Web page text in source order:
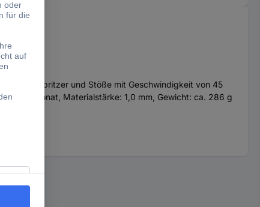
und Stöße mit Geschwindigkeit von 45
Materialstärke: 1,0 mm, Gewicht: ca. 286 g